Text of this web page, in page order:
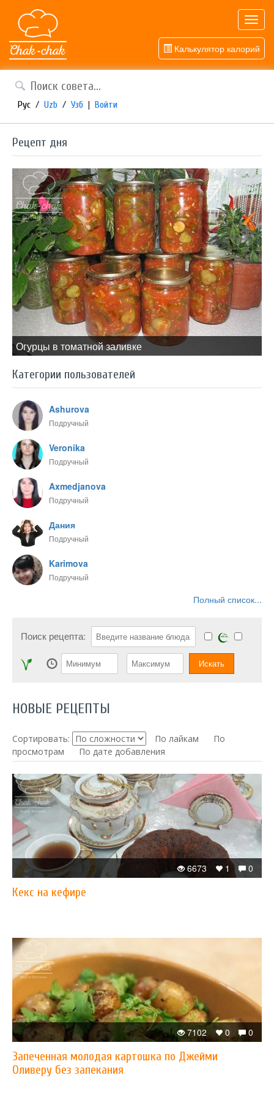
Калькулятор калорий
Рус / Uzb / Узб | Войти
Рецепт дня
Огурцы в томатной заливке
Категории пользователей
Ashurova
Подручный
Veronika
Подручный
Axmedjanova
Подручный
Дания
Подручный
Karimova
Подручный
Полный список...
Поиск рецепта:
НОВЫЕ РЕЦЕПТЫ
Сортировать: По лайкам
По
просмотрам
По дате добавления
0
1
6673
Кекс на кефире
0
0
7102
Запеченная молодая картошка по Джейми
Оливеру без запекания